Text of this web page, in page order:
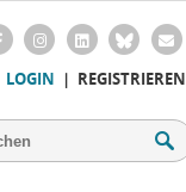
LOGIN | REGISTRIEREN